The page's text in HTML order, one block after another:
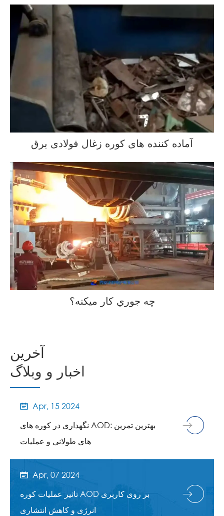
آماده کننده های کوره زغال فولادی برق
چه جوري کار ميکنه؟
آخرین
اخبار و وبلاگ
 Apr, 15 2024
نگهداری در کوره های AOD: بهترین تمرین
های طولانی و عملیات
 Apr, 07 2024
تاثیر عملیات کوره AOD بر روی کاربری
انرژی و کاهش انتشاری